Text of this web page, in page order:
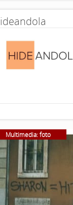
Multimedia: foto